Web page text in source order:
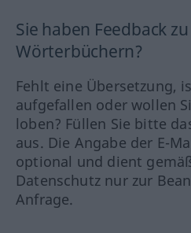
Sie haben Feedback
Wörterbüchern?
Fehlt eine Übersetzung,
aufgefallen oder wollen
loben? Füllen Sie bitte
aus. Die Angabe der E-
optional und dient
Datenschutz nur zur
Anfrage.